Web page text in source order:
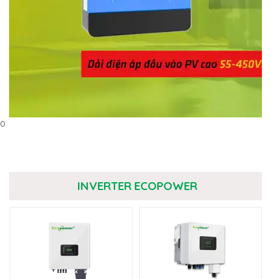
0
INVERTER ECOPOWER